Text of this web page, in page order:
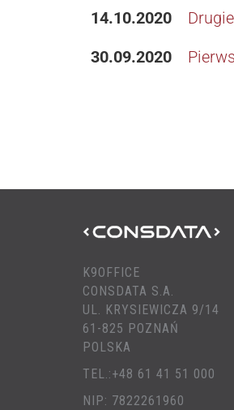
14.10.2020
30.09.2020
K9OFFICE
CONSDATA S.A.
UL. KRYSIEWICZA 9/14
61-825 POZNAŃ
POLSKA
TEL.:+48 61 41 51 000
NIP: 7822261960